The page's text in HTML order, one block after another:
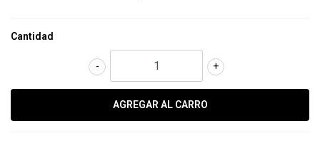
Cantidad
+
-